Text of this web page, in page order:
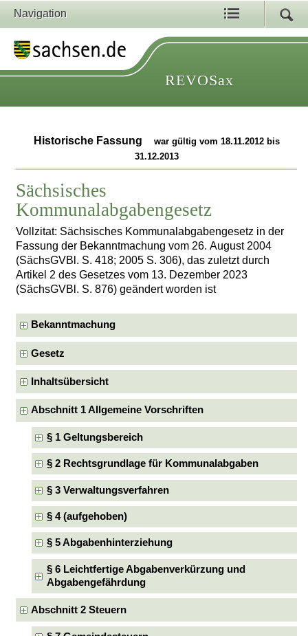
Navigation
REVOSax
Historische Fassung
war gültig vom 18.11.2012 bis
31.12.2013
Sächsisches
Kommunalabgabengesetz
Vollzitat: Sächsisches Kommunalabgabengesetz in der
Fassung der Bekanntmachung vom 26. August 2004
(SächsGVBl. S. 418; 2005 S. 306), das zuletzt durch
Artikel 2 des Gesetzes vom 13. Dezember 2023
(SächsGVBl. S. 876) geändert worden ist
Bekanntmachung
Gesetz
Inhaltsübersicht
Abschnitt 1 Allgemeine Vorschriften
§ 1 Geltungsbereich
§ 2 Rechtsgrundlage für Kommunalabgaben
§ 3 Verwaltungsverfahren
§ 4 (aufgehoben)
§ 5 Abgabenhinterziehung
§ 6 Leichtfertige Abgabenverkürzung und
Abgabengefährdung
Abschnitt 2 Steuern